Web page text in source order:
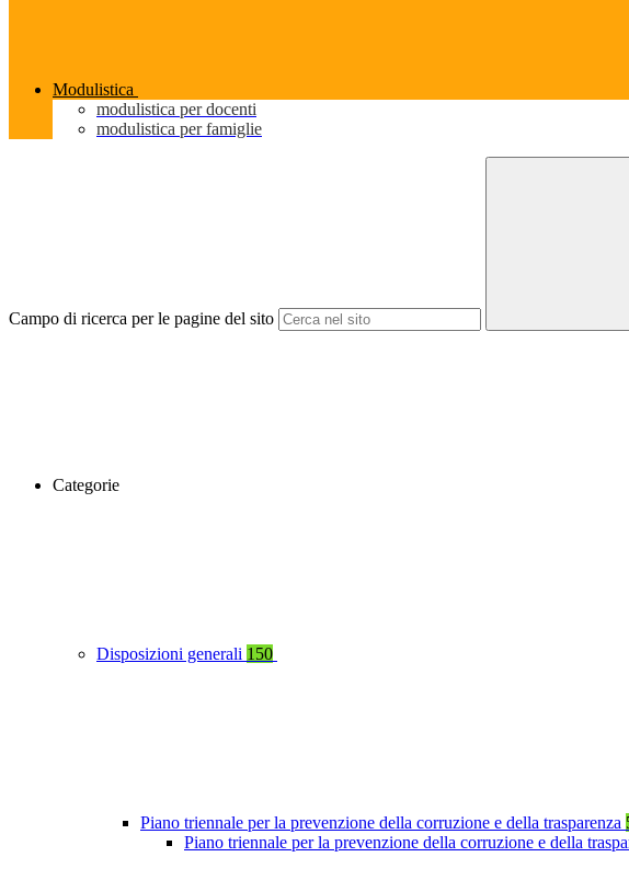
Modulistica
modulistica per docenti
modulistica per famiglie
Campo di ricerca per le pagine del sito
Categorie
Disposizioni generali 150
Piano triennale per la prevenzione della corruzione e della trasparenza
Piano triennale per la prevenzione della corruzione e della